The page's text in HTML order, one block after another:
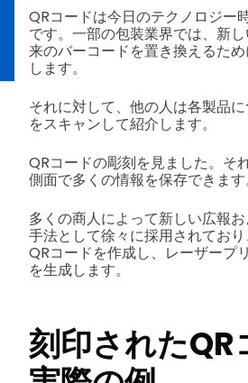
QRコードは今日のテクノロジー
です。一部の包装業界では、新
来のバーコードを置き換えるた
します。
それに対して、他の人は各製品
をスキャンして紹介します。
QRコードの彫刻を見ました。そ
側面で多くの情報を保存できます
多くの商人によって新しい広報
手法として徐々に採用されてお
QRコードを作成し、レーザープ
を生成します。
刻印されたQR